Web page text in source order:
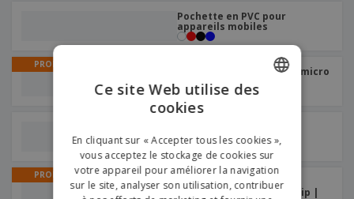
Pochette en PVC pour
appareils mobiles
PROMO
Câble 4 en 1 One | Câble micro
plastique
PROMO
Support de téléphone
portable pour voiture Grip |
DUTCH
PORTUGUESE
Ce site Web utilise des
cookies
En cliquant sur « Accepter tous les cookies »,
vous acceptez le stockage de cookies sur
votre appareil pour améliorer la navigation
sur le site, analyser son utilisation, contribuer